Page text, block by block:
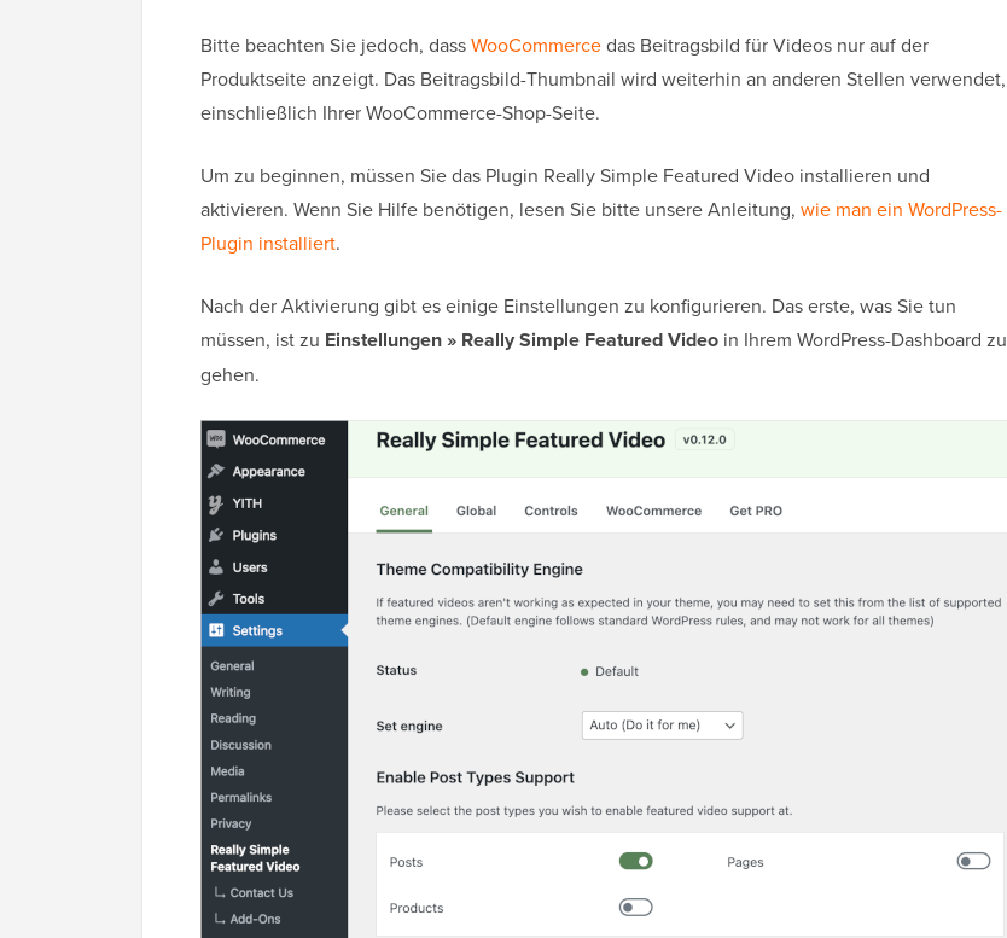
Bitte beachten Sie jedoch, dassWooCommercedas Beitragsbild für Videos nur auf der
Produktseite anzeigt. Das Beitragsbild-Thumbnail wird weiterhin an anderen Stellen verwendet,
einschließlich Ihrer WooCommerce-Shop-Seite.
Um zu beginnen, müssen Sie das Plugin Really Simple Featured Video installieren und
aktivieren. Wenn Sie Hilfe benötigen, lesen Sie bitte unsere Anleitung, wie man ein WordPress-
Plugin installiert.
Nach der Aktivierung gibt es einige Einstellungen zu konfigurieren. Das erste, was Sie tun
müssen, ist zu Einstellungen » Really Simple Featured Video in Ihrem WordPress-Dashboard zu
gehen.